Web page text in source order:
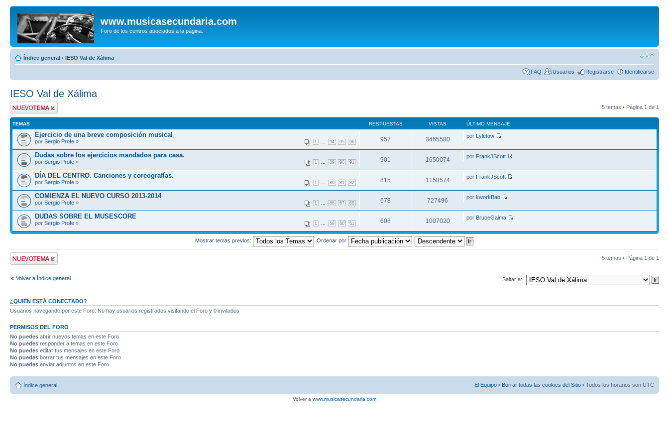
www.musicasecundaria.com
Foro de los centros asociados a la página.
Índice general ‹ IESO Val de Xálima
FAQ Usuarios Registrarse Identificarse
IESO Val de Xálima
Publicar un nuevo
tema
5 temas • Página 1 de 1
TEMAS RESPUESTAS VISTAS ÚLTIMO MENSAJE
Ejercicio de una breve composición musical
1 94 95 96
por Sergio Profe » 957 3465580 por Lyletow
Dudas sobre los ejercicios mandados para casa.
1 89 90 91
por Sergio Profe » 901 1650074 por FrankJScott
DÍA DEL CENTRO. Canciones y coreografías.
1 80 81 82
por Sergio Profe » 815 1158574 por FrankJScott
COMIENZA EL NUEVO CURSO 2013-2014
1 66 67 68
por Sergio Profe » 678 727496 porkworkBab
DUDAS SOBRE EL MUSESCORE
1 59 60 61
por Sergio Profe » 608 1007020 por BruceGaima
Mostrar temas previos: Ordenar por
Publicar un nuevo
tema
5 temas • Página 1 de 1
Volver a Índice general Saltar a:
¿QUIÉN ESTÁ CONECTADO?
Usuarios navegando por este Foro: No hay usuarios registrados visitando el Foro y 0 invitados
PERMISOS DEL FORO
No puedes abrir nuevos temas en este Foro
No puedes responder a temas en este Foro
No puedes editar tus mensajes en este Foro
No puedes borrar tus mensajes en este Foro
No puedes enviar adjuntos en este Foro
Índice general El Equipo • Borrar todas las cookies del Sitio • Todos los horarios son UTC
Volver a www.musicasecundaria.com